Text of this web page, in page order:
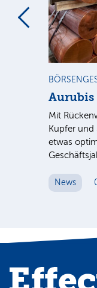
Aurubis
Mit
Kupfer und
etwas
News